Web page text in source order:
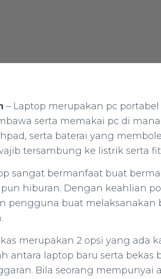
– Laptop merupakan pc
serta memakai pc di
serta baterai yang
tersambung ke listrik serta
sangat bermanfaat buat
hiburan. Dengan keahlian
pengguna buat melaksanakan
merupakan 2 opsi yang ada
antara laptop baru serta bekas
Bila seorang mempunyai